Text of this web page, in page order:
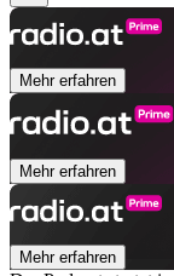
Mehr erfahren
Mehr erfahren
Mehr erfahren